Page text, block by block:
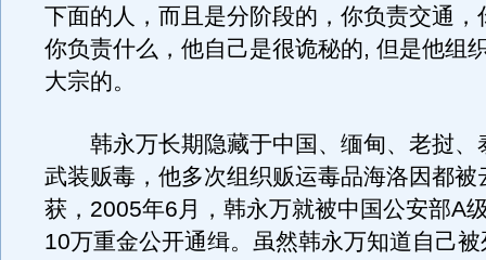
下面的人，而且是分阶段的，你负责交通，
你负责什么，他自己是很诡秘的, 但是他组
大宗的。
韩永万长期隐藏于中国、缅甸、老挝、
武装贩毒，他多次组织贩运毒品海洛因都被
获，2005年6月，韩永万就被中国公安部A
10万重金公开通缉。虽然韩永万知道自己